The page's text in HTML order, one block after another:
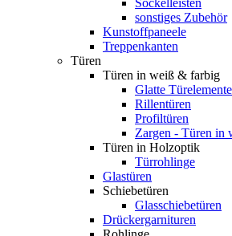
sonstiges Zubehör
Kunstoffpaneele
Treppenkanten
Türen
Türen in weiß & farbig
Glatte Türelemente
Rillentüren
Profiltüren
Zargen - Türen in
Türen in Holzoptik
Türrohlinge
Glastüren
Schiebetüren
Glasschiebetüren
Drückergarnituren